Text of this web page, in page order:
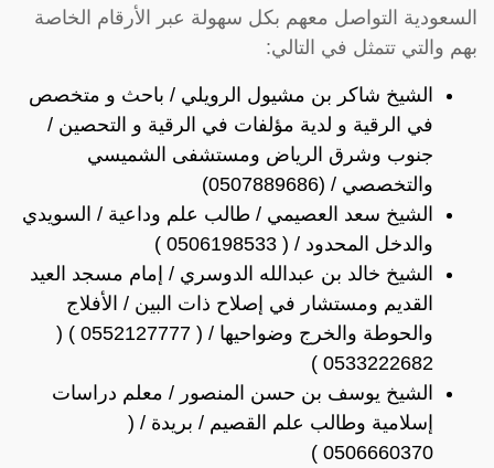
السعودية التواصل معهم بكل سهولة عبر الأرقام الخاصة
بهم والتي تتمثل في التالي:
الشيخ شاكر بن مشيول الرويلي / باحث و متخصص
في الرقية و لدية مؤلفات في الرقية و التحصين /
جنوب وشرق الرياض ومستشفى الشميسي
والتخصصي / (0507889686)
الشيخ سعد العصيمي / طالب علم وداعية / السويدي
والدخل المحدود / ( 0506198533 )
الشيخ خالد بن عبدالله الدوسري / إمام مسجد العيد
القديم ومستشار في إصلاح ذات البين / الأفلاج
والحوطة والخرج وضواحيها / ( 0552127777 ) (
0533222682 )
الشيخ يوسف بن حسن المنصور / معلم دراسات
إسلامية وطالب علم القصيم / بريدة / (
0506660370 )